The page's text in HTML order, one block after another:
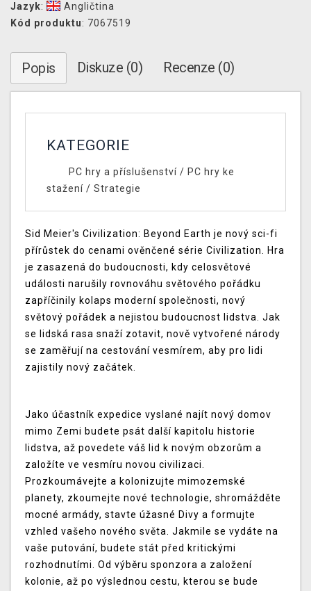
Jazyk:
Angličtina
Kód produktu: 7067519
Popis Diskuze (0) Recenze (0)
KATEGORIE
PC hry a příslušenství/ PC hry ke
stažení / Strategie
Sid Meier's Civilization: Beyond Earth je nový sci-fi
přírůstek do cenami ověnčené série Civilization. Hra
je zasazená do budoucnosti, kdy celosvětové
události narušily rovnováhu světového pořádku
zapříčinily kolaps moderní společnosti, nový
světový pořádek a nejistou budoucnost lidstva. Jak
se lidská rasa snaží zotavit, nově vytvořené národy
se zaměřují na cestování vesmírem, aby pro lidi
zajistily nový začátek.
Jako účastník expedice vyslané najít nový domov
mimo Zemi budete psát další kapitolu historie
lidstva, až povedete váš lid k novým obzorům a
založíte ve vesmíru novou civilizaci.
Prozkoumávejte a kolonizujte mimozemské
planety, zkoumejte nové technologie, shromážděte
mocné armády, stavte úžasné Divy a formujte
vzhled vašeho nového světa. Jakmile se vydáte na
vaše putování, budete stát před kritickými
rozhodnutími. Od výběru sponzora a založení
kolonie, až po výslednou cestu, kterou se bude